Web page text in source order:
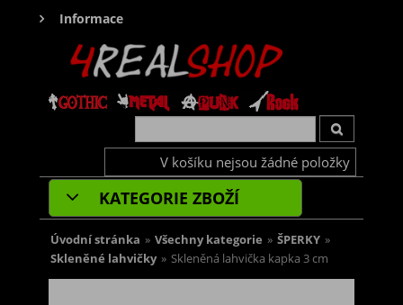
Informace
V košíku nejsou žádné položky
KATEGORIE ZBOŽÍ
Úvodní stránka » Všechny kategorie » ŠPERKY »
Skleněné lahvičky » Skleněná lahvička kapka 3 cm